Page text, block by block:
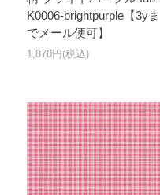
K0006-brightpurple【3yま
でメール便可】
1,870円(税込)